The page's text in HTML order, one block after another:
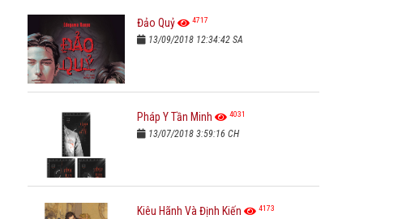
Đảo Quỷ 4717
13/09/2018 12:34:42 SA
Pháp Y Tần Minh 4031
13/07/2018 3:59:16 CH
Kiêu Hãnh Và Định Kiến 4173